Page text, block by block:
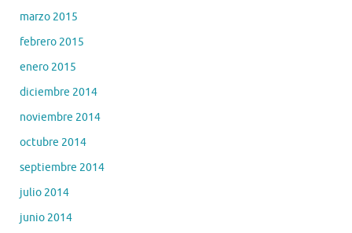
marzo 2015
febrero 2015
enero 2015
diciembre 2014
noviembre 2014
octubre 2014
septiembre 2014
julio 2014
junio 2014